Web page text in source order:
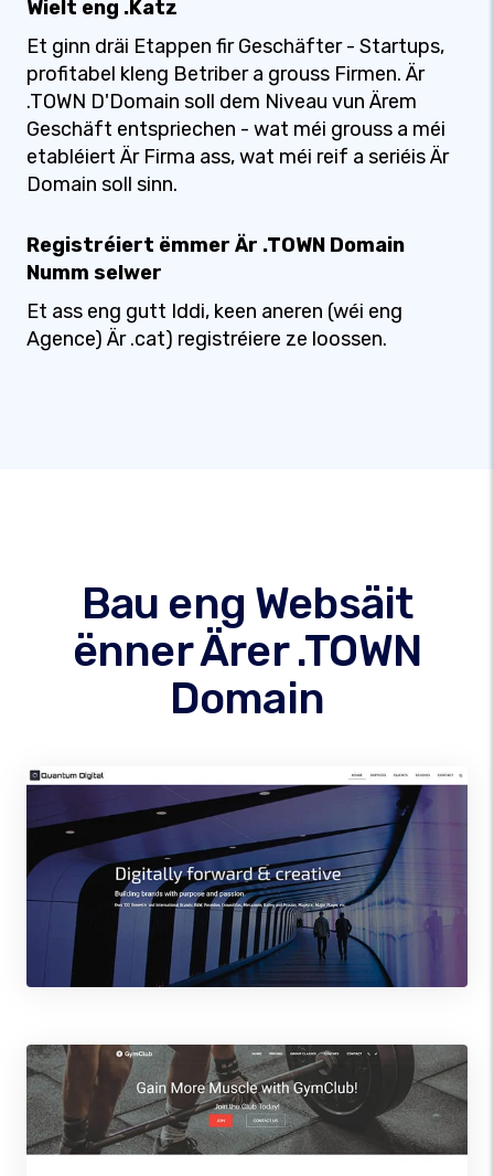
Wielt eng .Katz
Et ginn dräi Etappen fir Geschäfter - Startups,
profitabel kleng Betriber a grouss Firmen. Är
.TOWN D'Domain soll dem Niveau vun Ärem
Geschäft entspriechen - wat méi grouss a méi
etabléiert Är Firma ass, wat méi reif a seriéis Är
Domain soll sinn.
Registréiert ëmmer Är .TOWN Domain
Numm selwer
Et ass eng gutt Iddi, keen aneren (wéi eng
Agence) Är .cat) registréiere ze loossen.
Bau eng Websäit
ënner Ärer .TOWN
Domain